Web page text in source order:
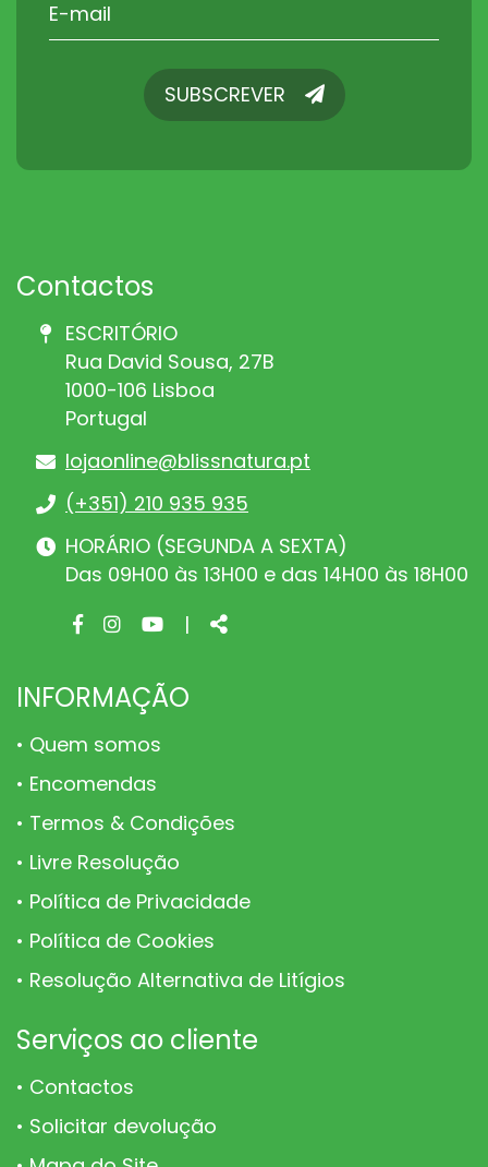
SUBSCREVERSUBSCREVER
Contactos
ESCRITÓRIO
Rua David Sousa, 27B
1000-106 Lisboa
Portugal
lojaonline@blissnatura.pt
(+351) 210 935 935
HORÁRIO (SEGUNDA A SEXTA)
Das 09H00 às 13H00 e das 14H00 às 18H00
Facebook
Instagram
Youtube
| Share
INFORMAÇÃO
Quem somos
Encomendas
Termos & Condições
Livre Resolução
Política de Privacidade
Política de Cookies
Resolução Alternativa de Litígios
Serviços ao cliente
Contactos
Solicitar devolução